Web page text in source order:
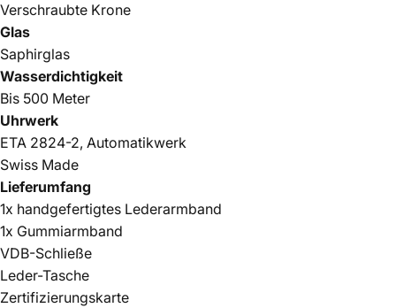
Verschraubte Krone
Glas
Saphirglas
Wasserdichtigkeit
Bis 500 Meter
Uhrwerk
ETA 2824-2, Automatikwerk
Swiss Made
Lieferumfang
1x handgefertigtes Lederarmband
1x Gummiarmband
VDB-Schließe
Leder-Tasche
Zertifizierungskarte